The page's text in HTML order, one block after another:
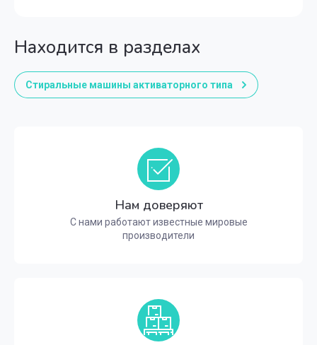
Находится в разделах
Стиральные машины активаторного типа
Нам доверяют
С нами работают известные мировые
производители